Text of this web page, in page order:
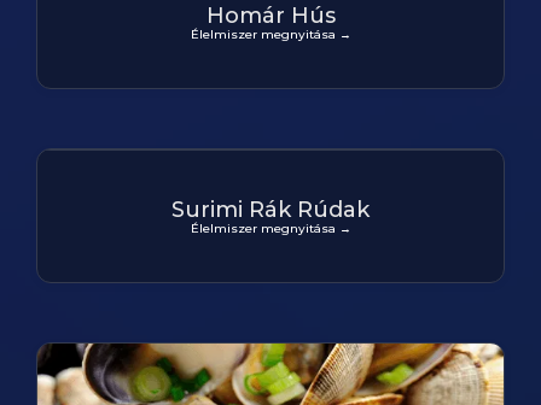
Homár Hús
Élelmiszer megnyitása →
Surimi Rák Rúdak
Élelmiszer megnyitása →